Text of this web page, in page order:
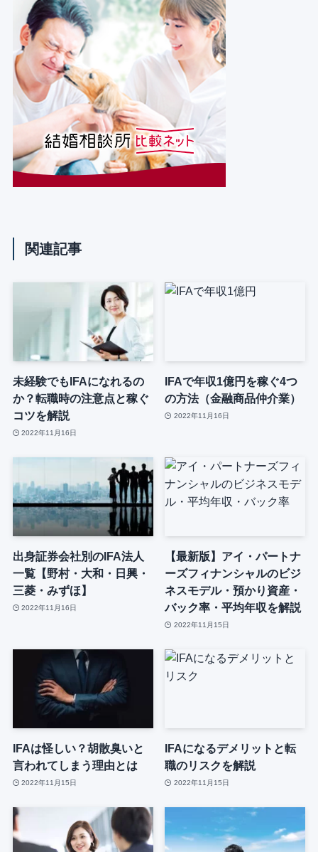
関連記事
未経験でもIFAになれるの
か？転職時の注意点と稼ぐ
コツを解説
2022年11月16日
IFAで年収1億円を稼ぐ4つ
の方法（金融商品仲介業）
2022年11月16日
出身証券会社別のIFA法人
一覧【野村・大和・日興・
三菱・みずほ】
2022年11月16日
【最新版】アイ・パートナ
ーズフィナンシャルのビジ
ネスモデル・預かり資産・
バック率・平均年収を解説
2022年11月15日
IFAは怪しい？胡散臭いと
言われてしまう理由とは
2022年11月15日
IFAになるデメリットと転
職のリスクを解説
2022年11月15日